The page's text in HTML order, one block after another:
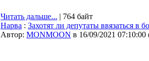
Читать дальше... | 764 байт
Нарва : Захотят ли депутаты ввязаться в
Автор: MONMOON в 16/09/2021 07:10:00